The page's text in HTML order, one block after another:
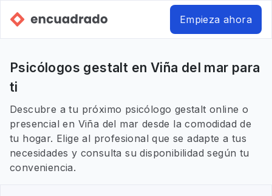
Empieza ahora
Psicólogos gestalt en Viña del mar para
ti
Descubre a tu próximo psicólogo gestalt online o
presencial en Viña del mar desde la comodidad de
tu hogar. Elige al profesional que se adapte a tus
necesidades y consulta su disponibilidad según tu
conveniencia.